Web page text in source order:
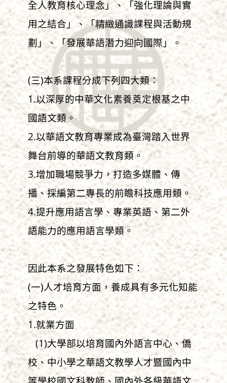
全人教育核心理念」、「強化理論與實
用之結合」、「精緻通識課程與活動規
劃」、「發展華語潛力迎向國際」。
(三)本系課程分成下列四大類：
1.以深厚的中華文化素養奠定根基之中
國語文類。
2.以華語文教育專業成為臺灣踏入世界
舞台前導的華語文教育類。
3.增加職場競爭力，打造多媒體、傳
播、採編第二專長的前瞻科技應用類。
4.提升應用語言學、專業英語、第二外
語能力的應用語言學類。
因此本系之發展特色如下：
(一)人才培育方面，養成具有多元化知能
之特色。
1.就業方面
(1)大學部以培育國內外語言中心、僑
校、中小學之華語文教學人才暨國內中